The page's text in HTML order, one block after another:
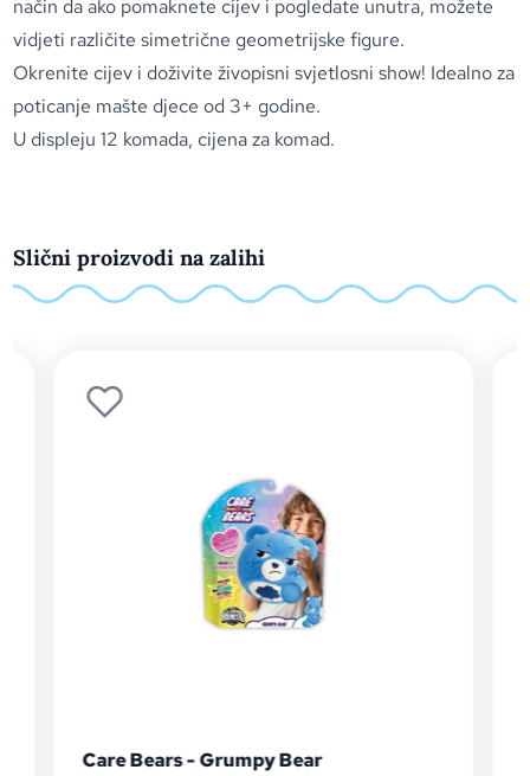
način da ako pomaknete cijev i pogledate unutra, možete
vidjeti različite simetrične geometrijske figure.
Okrenite cijev i doživite živopisni svjetlosni show! Idealno za
poticanje mašte djece od 3+ godine.
U displeju 12 komada, cijena za komad.
Slični proizvodi na zalihi
Care Bears - Grumpy Bear